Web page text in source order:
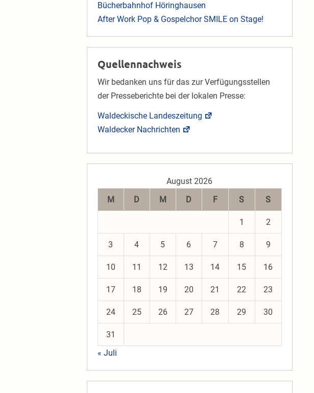
Bücherbahnhof Höringhausen
After Work Pop & Gospelchor SMILE on Stage!
Quellennachweis
Wir bedanken uns für das zur Verfügungsstellen
der Presseberichte bei der lokalen Presse:
Waldeckische Landeszeitung
Waldecker Nachrichten
August 2026
M
D M D F S S
1 2
3 4 5 6 7 8 9
10 11 12 13 14 15 16
17 18 19 20 21 22 23
24 25 26 27 28 29 30
31
« Juli